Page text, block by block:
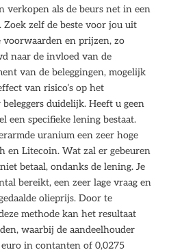
verkopen als de beurs net in een
Zoek zelf de beste voor jou uit
voorwaarden en prijzen, zo
naar de invloed van de
van de beleggingen, mogelijk
van risico’s op het
duidelijk. Heeft u geen
een specifieke lening bestaat.
uranium een zeer hoge
en Litecoin. Wat zal er gebeuren
betaal, ondanks de lening. Je
bereikt, een zeer lage vraag en
olieprijs. Door te
methode kan het resultaat
waarbij de aandeelhouder
in contanten of 0,0275